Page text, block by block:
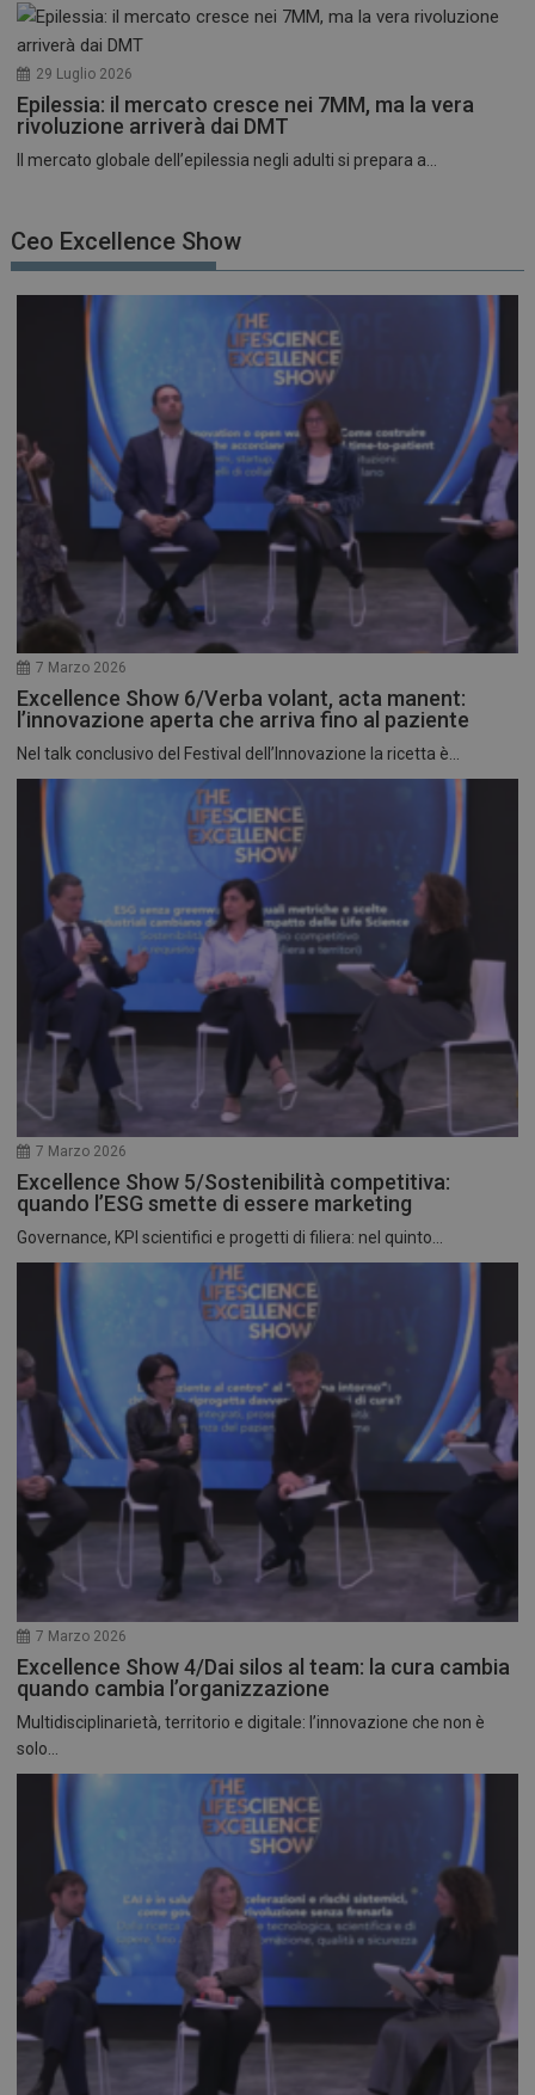
29 Luglio 2026
Epilessia: il mercato cresce nei 7MM, ma la vera
rivoluzione arriverà dai DMT
Il mercato globale dell’epilessia negli adulti si prepara a...
Ceo Excellence Show
7 Marzo 2026
Excellence Show 6/Verba volant, acta manent:
l’innovazione aperta che arriva fino al paziente
Nel talk conclusivo del Festival dell’Innovazione la ricetta è...
7 Marzo 2026
Excellence Show 5/Sostenibilità competitiva:
quando l’ESG smette di essere marketing
Governance, KPI scientifici e progetti di filiera: nel quinto...
7 Marzo 2026
Excellence Show 4/Dai silos al team: la cura cambia
quando cambia l’organizzazione
Multidisciplinarietà, territorio e digitale: l’innovazione che non è
solo...